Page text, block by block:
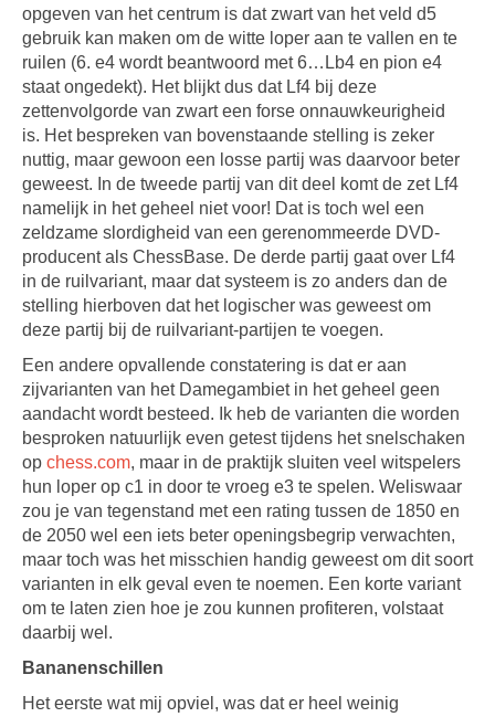
opgeven van het centrum is dat zwart van het veld d5
gebruik kan maken om de witte loper aan te vallen en te
ruilen (6. e4 wordt beantwoord met 6…Lb4 en pion e4
staat ongedekt). Het blijkt dus dat Lf4 bij deze
zettenvolgorde van zwart een forse onnauwkeurigheid
is. Het bespreken van bovenstaande stelling is zeker
nuttig, maar gewoon een losse partij was daarvoor beter
geweest. In de tweede partij van dit deel komt de zet Lf4
namelijk in het geheel niet voor! Dat is toch wel een
zeldzame slordigheid van een gerenommeerde DVD-
producent als ChessBase. De derde partij gaat over Lf4
in de ruilvariant, maar dat systeem is zo anders dan de
stelling hierboven dat het logischer was geweest om
deze partij bij de ruilvariant-partijen te voegen.
Een andere opvallende constatering is dat er aan
zijvarianten van het Damegambiet in het geheel geen
aandacht wordt besteed. Ik heb de varianten die worden
besproken natuurlijk even getest tijdens het snelschaken
op chess.com, maar in de praktijk sluiten veel witspelers
hun loper op c1 in door te vroeg e3 te spelen. Weliswaar
zou je van tegenstand met een rating tussen de 1850 en
de 2050 wel een iets beter openingsbegrip verwachten,
maar toch was het misschien handig geweest om dit soort
varianten in elk geval even te noemen. Een korte variant
om te laten zien hoe je zou kunnen profiteren, volstaat
daarbij wel.
Bananenschillen
Het eerste wat mij opviel, was dat er heel weinig